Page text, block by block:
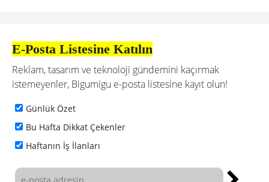
E-Posta Listesine Katılın
Reklam, tasarım ve teknoloji gündemini kaçırmak
istemeyenler, Bigumigu e-posta listesine kayıt olun!
Günlük Özet
Bu Hafta Dikkat Çekenler
Haftanın İş İlanları